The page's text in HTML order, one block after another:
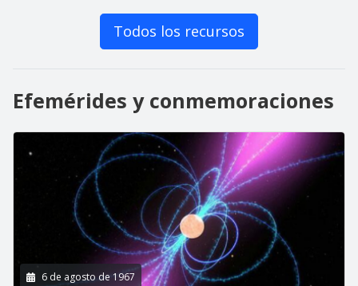
Todos los recursos
Efemérides y conmemoraciones
6 de agosto de 1967